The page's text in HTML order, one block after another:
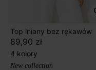
Top lniany bez rękawów
89,90 zł
4 kolory
New collection